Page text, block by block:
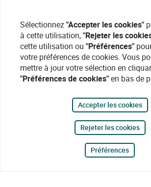
Sélectionnez"Accepter les cookies"
à cette utilisation,"Rejeter les
cette utilisation ou "Préférences"
votre préférences de cookies. Vous
mettre à jour votre sélection en
"Préférences de cookies"en bas de
Accepter les cookies
Rejeter les cookies
Préférences